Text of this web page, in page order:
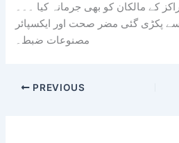
کے مالکان کو بھی جرمانہ کیا ۔۔۔
سے پکڑی گئی مضر صحت اور ایکسپائر
مصنوعات ضبط۔
PREVIOUS